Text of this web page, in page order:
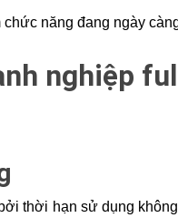
năng đang ngày
nghiệp
thời hạn sử dụng